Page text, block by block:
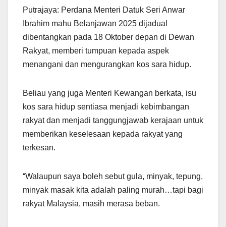
Putrajaya: Perdana Menteri Datuk Seri Anwar
Ibrahim mahu Belanjawan 2025 dijadual
dibentangkan pada 18 Oktober depan di Dewan
Rakyat, memberi tumpuan kepada aspek
menangani dan mengurangkan kos sara hidup.
Beliau yang juga Menteri Kewangan berkata, isu
kos sara hidup sentiasa menjadi kebimbangan
rakyat dan menjadi tanggungjawab kerajaan untuk
memberikan keselesaan kepada rakyat yang
terkesan.
“Walaupun saya boleh sebut gula, minyak, tepung,
minyak masak kita adalah paling murah…tapi bagi
rakyat Malaysia, masih merasa beban.